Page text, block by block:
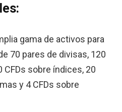
gama de activos para
70 pares de divisas, 120
CFDs sobre índices, 20
y 4 CFDs sobre